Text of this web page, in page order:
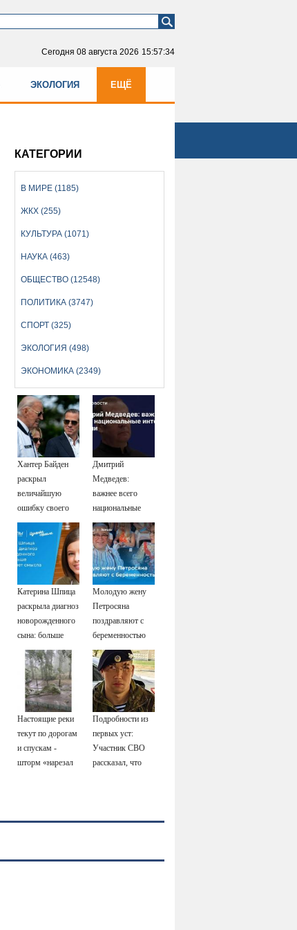
Сегодня 08 августа 2026 15:57:34
ЭКОЛОГИЯ ЕЩЁ
КАТЕГОРИИ
В МИРЕ (1185)
ЖКХ (255)
КУЛЬТУРА (1071)
НАУКА (463)
ОБЩЕСТВО (12548)
ПОЛИТИКА (3747)
СПОРТ (325)
ЭКОЛОГИЯ (498)
ЭКОНОМИКА (2349)
Хантер Байден
раскрыл
величайшую
ошибку своего
отца: бездействие
против Трампа
Дмитрий
Медведев:
важнее всего
национальные
интересы России
Катерина Шпица
раскрыла диагноз
новорожденного
сына: больше
молчать нет
смысла
Молодую жену
Петросяна
поздравляют с
беременностью
Настоящие реки
текут по дорогам
и спускам -
шторм «нарезал
Сызрани
Подробности из
первых уст:
Участник СВО
рассказал, что